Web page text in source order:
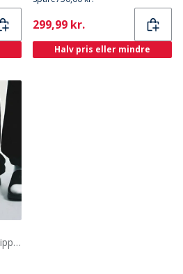
Current
299,99 kr.
Halv pris eller mindre
ARKK Copenhagen CPH Slippers Sort